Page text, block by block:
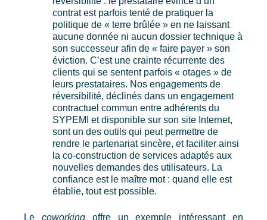
contrat est parfois tenté de pratiquer la
politique de « terre brûlée » en ne laissant
aucune donnée ni aucun dossier technique à
son successeur afin de « faire payer » son
éviction. C’est une crainte récurrente des
clients qui se sentent parfois « otages » de
leurs prestataires. Nos engagements de
réversibilité, déclinés dans un engagement
contractuel commun entre adhérents du
SYPEMI et disponible sur son site Internet,
sont un des outils qui peut permettre de
rendre le partenariat sincère, et faciliter ainsi
la co-construction de services adaptés aux
nouvelles demandes des utilisateurs. La
confiance est le maître mot : quand elle est
établie, tout est possible.
Le coworking offre un exemple intéressant en